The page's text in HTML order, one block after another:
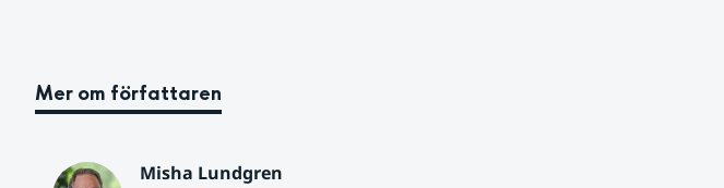
Mer om författaren
Misha Lundgren